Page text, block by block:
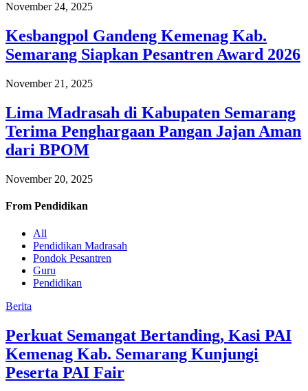
November 24, 2025
Kesbangpol Gandeng Kemenag Kab.
Semarang Siapkan Pesantren Award 2026
November 21, 2025
Lima Madrasah di Kabupaten Semarang
Terima Penghargaan Pangan Jajan Aman
dari BPOM
November 20, 2025
From Pendidikan
All
Pendidikan Madrasah
Pondok Pesantren
Guru
Pendidikan
Berita
Perkuat Semangat Bertanding, Kasi PAI
Kemenag Kab. Semarang Kunjungi
Peserta PAI Fair